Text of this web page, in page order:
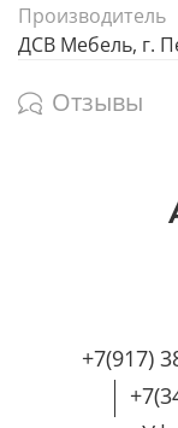
Производитель
ДСВ Мебель, г.
Отзывы
+7(917)